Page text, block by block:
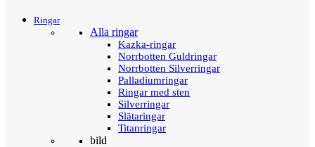
Ringar
Alla ringar
Kazka-ringar
Norrbotten Guldringar
Norrbotten Silverringar
Palladiumringar
Ringar med sten
Silverringar
Slätaringar
Titanringar
bild